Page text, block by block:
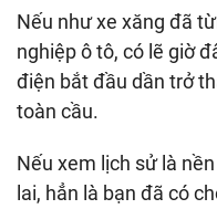
Nếu như xe xăng đã
nghiệp ô tô, có lẽ giờ
điện bắt đầu dần trở
toàn cầu.
Nếu xem lịch sử là
lai, hẳn là bạn đã có